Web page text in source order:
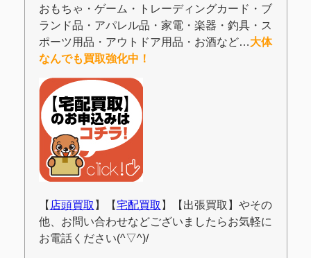
おもちゃ・ゲーム・トレーディングカード・ブ
ランド品・アパレル品・家電・楽器・釣具・ス
ポーツ用品・アウトドア用品・お酒など…大体
なんでも買取強化中！
【 店頭買取 】【宅配買取 】【出張買取】やその
他、お問い合わせなどございましたらお気軽に
お電話ください(^▽^)/